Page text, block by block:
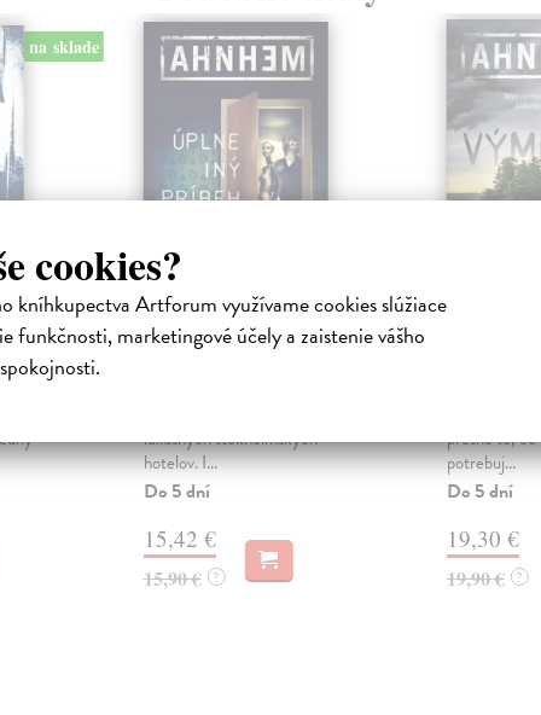
cookies?
kníhkupectva Artforum využívame cookies slúžiace
funkčnosti, marketingové účely a zaistenie vášho
na sklade
Úplne iný príbeh
luxusných štokholmských
hotelov. I...
Do 5 dní
15,42 €
15,90 € ?
Veriť
presne to,
potrebuj...
Do 5 dní
19,30 €
19,90 € ?